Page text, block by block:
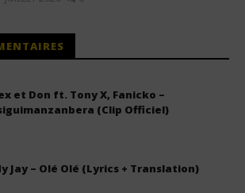
et Don ft. Tony X, Fanicko –
(Clip Officiel)
Jay – Olé Olé (Lyrics + Translation)